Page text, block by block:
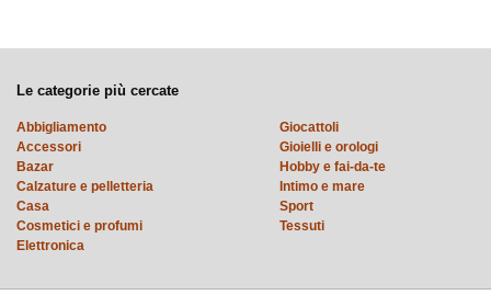
Le categorie più cercate
Abbigliamento
Accessori
Bazar
Calzature e pelletteria
Casa
Cosmetici e profumi
Elettronica
Giocattoli
Gioielli e orologi
Hobby e fai-da-te
Intimo e mare
Sport
Tessuti